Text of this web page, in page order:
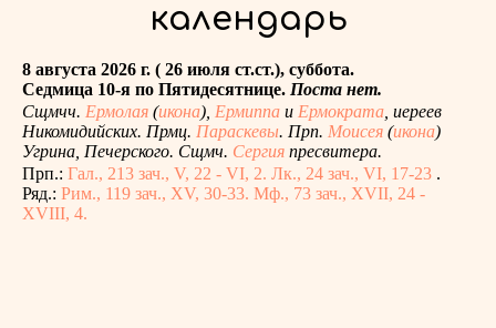
календарь
8 августа 2026 г. ( 26 июля ст.ст.), суббота.
Седмица 10-я по Пятидесятнице. Поста нет.
Сщмчч. Ермолая (икона), Ермиппа и Ермократа , иереев
Никомидийских. Прмц. Параскевы. Прп. Моисея (икона)
Угрина, Печерского. Сщмч. Сергия пресвитера.
Прп.: Гал., 213 зач., V, 22 - VI, 2. Лк., 24 зач., VI, 17-23 .
Ряд.: Рим., 119 зач., XV, 30-33. Мф., 73 зач., XVII, 24 -
XVIII, 4.